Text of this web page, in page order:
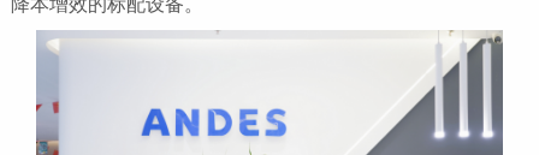
降本增效的标配设备。